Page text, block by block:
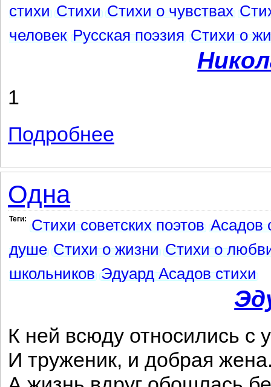
стихи Стихи Стихи о чувствах
человек Русская поэзия Стихи о
1
Подробнее
Одна
Теги: Стихи советских поэтов Асадов
душе Стихи о жизни Стихи о
школьников Эдуард Асадов стихи
К ней всюду относились
И труженик, и добрая